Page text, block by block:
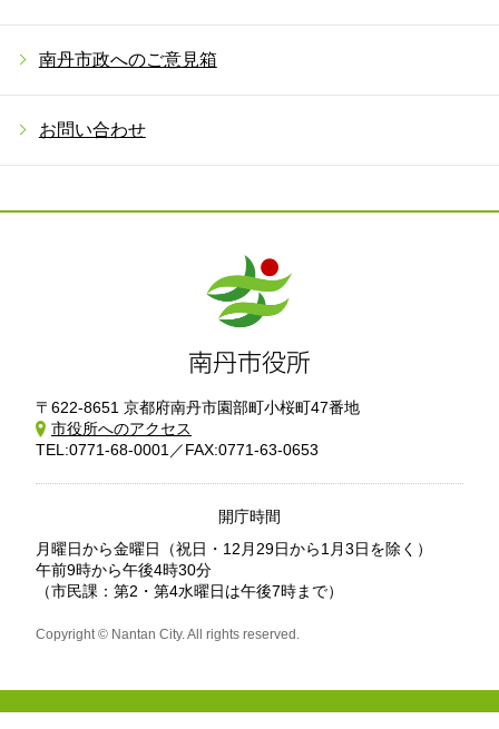
南丹市政へのご意見箱
お問い合わせ
〒622-8651 京都府南丹市園部町小桜町47番地
市役所へのアクセス
TEL:0771-68-0001／FAX:0771-63-0653
開庁時間
月曜日から金曜日
（祝日・12月29日から1月3日を除く）
午前9時から午後4時30分
（市民課：第2・第4水曜日は午後7時まで）
Copyright © Nantan City. All rights reserved.